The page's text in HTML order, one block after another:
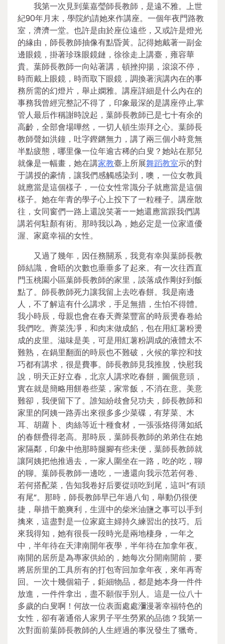
我第一次見到葉嘉瑩師長教師，是遠不雅。上世
紀90年月末，學院約請她來作講座。一個年夜門路教
室，濟濟一堂。也許是由於座位遠些，又或許是燈光
的緣由，師長教師抽像有點昏黃。記得她戴著一副金
邊眼鏡，掛著珍珠眼鏡鏈，徐徐走上講臺，雍容華
貴。葉師長教師一向站著講，頓挫抑揚，滾滾不停，
時而戴上眼鏡，時而取下眼鏡，調換著演講內在的事
務所需的幻燈片，舉止嫻雅。講座詳細是什么內在的
事務我曾經完整記不得了，印象最深的是講座停止,掌
管人最后作稱謝時說起，葉師長教師已是七十有余的
高齡，全部會場嘩然，一切人頓生崇拜之心。葉師長
教師聲如洪鐘，吐字鏗鏘無力，講了兩三個小時竟無
半點疲態，哪里像一位年逾古稀的白叟？她站在那兒
就像是一幅畫，她在講家教臺上所展舞蹈教室示的對
于講授的豪情，讓我們感觸感染到，噢，一位女教員
就應當是這個樣子，一位女性常識分子就應當是這個
樣子。她在年青的學子心上投下了一粒種子。講座散
往，女同窗們一路上還說笑著——她還應當跟我們講
講若何駐顏有術。那時我以為，她必定是一位家道優
渥、家庭幸福的女性。
又過了幾年，因任務關系，我竟有幸與葉師長教
師結識，會晤的次數也垂垂多了起來。有一次往西直
門玉桃園小區葉師長教師的家里，談落成作剛好到飯
點了。師長教師死力讓我留上去吃春餅。我是南邊
人，不了解這有什么講求，手足無措，生怕不得體。
我小時辰，母親也會在春天薺菜豐富的時辰燙春卷給
我們吃。薺菜洗凈，和肉末做成餡，包在用紅薯粉燙
成的皮里。滋味是美，可是用紅薯粉調成的液體太不
難熟，在鍋里翻面的時辰也不難破，火候的掌控和技
巧都有講求，很是費事。師長教師見我推脫，快慰我
說，明天正好立春，北京人講求吃春餅，圖個意頭，
實在就是簡略用餅卷些菜，家常飯，不消在意。美意
難卻，我便留下了。誰知紛歧會兒功夫，師長教師和
家里的阿姨一路弄出來很多多少菜碟，有芽菜、木
耳、胡蘿卜、肉絲等近十種食材，一張張烙得薄如紙
的春餅疊得老高。那時辰，葉師長教師的弟弟住在她
家隔鄰，印象中他那時腿腳有些未便，葉師長教師就
讓阿姨把他推過去，一家人圍坐在一路，吃的吃，聊
的聊。葉師長教師一邊吃，一邊還向我示范若何卷、
若何搭配菜，告知我卷好后要從頭吃到尾，這叫“有頭
有尾”。那時，師長教師早已年過八旬，舉動仍很便
捷，舉措干脆爽利，生涯中的柴米油鹽之事可以手到
擒來，這盡對是一位家庭主婦持久練習出的技巧。后
來我得知，她有很長一段時光是兩地棲身，一年之
中，半年待在天津南開年夜學，半年待在加拿年夜。
南開的居所是為專家供給的，她每次分開南開前，要
將居所里的工具所有的打包寄回加拿年夜，來年再寄
回。一次十幾個箱子，鉅細物品，都是她本身一件件
放進，一件件拿出，盡不願假手別人。這是一位八十
多歲的白叟啊！何故一位表面處處瀰漫著幸福特色的
女性，卻有著通俗人家男子平生勞累的品德？我第一
次對面前葉師長教師的人生經過的事況發生了獵奇。